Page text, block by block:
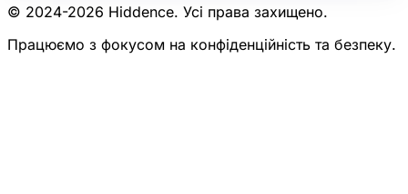
© 2024-2026 Hiddence. Усі права захищено.
Працюємо з фокусом на конфіденційність та безпеку.